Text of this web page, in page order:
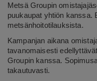
Metsä Groupin
puukaupat yhtiön kanssa.
metsänhoitotilauksista.
Kampanjan aikana
tavanomaisesti
Groupin kanssa.
takautuvasti.